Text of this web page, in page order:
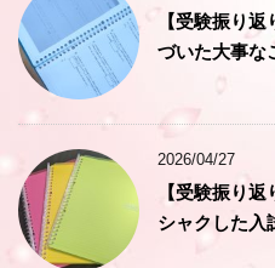
【受験振り
づいた大事な
2026/04/27
【受験振り
シャクした入